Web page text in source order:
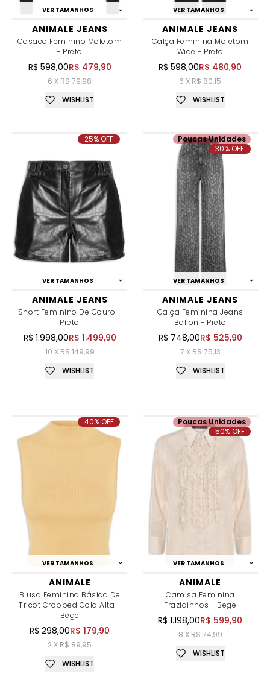
VER TAMANHOS
ANIMALE JEANS
Casaco Feminino Moletom
- Preto
R$ 598,00R$ 479,90
6 X R$ 79,98
WISHLIST
VER TAMANHOS
ANIMALE JEANS
Calça Feminina Moletom
Wide - Preto
R$ 598,00R$ 480,90
6 X R$ 80,15
WISHLIST
VER TAMANHOS
ANIMALE JEANS
Short Feminino De Couro -
Preto
R$ 1.998,00R$ 1.499,90
10 X R$ 149,99
25% OFF
WISHLIST
VER TAMANHOS
ANIMALE JEANS
Calça Feminina Jeans
Ballon - Preto
R$ 748,00R$ 525,90
7 X R$ 75,13
Poucas Unidades
30% OFF
WISHLIST
VER TAMANHOS
ANIMALE
Blusa Feminina Básica De
Tricot Cropped Gola Alta -
Bege
R$ 298,00R$ 179,90
2 X R$ 89,95
40% OFF
WISHLIST
VER TAMANHOS
ANIMALE
Camisa Feminina
Frazidinhos - Bege
R$ 1.198,00R$ 599,90
8 X R$ 74,99
Poucas Unidades
50% OFF
WISHLIST